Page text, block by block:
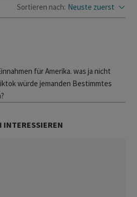
Sortieren nach: Neuste zuerst
für Amerika. was ja nicht
würde jemanden Bestimmtes
INTERESSIEREN